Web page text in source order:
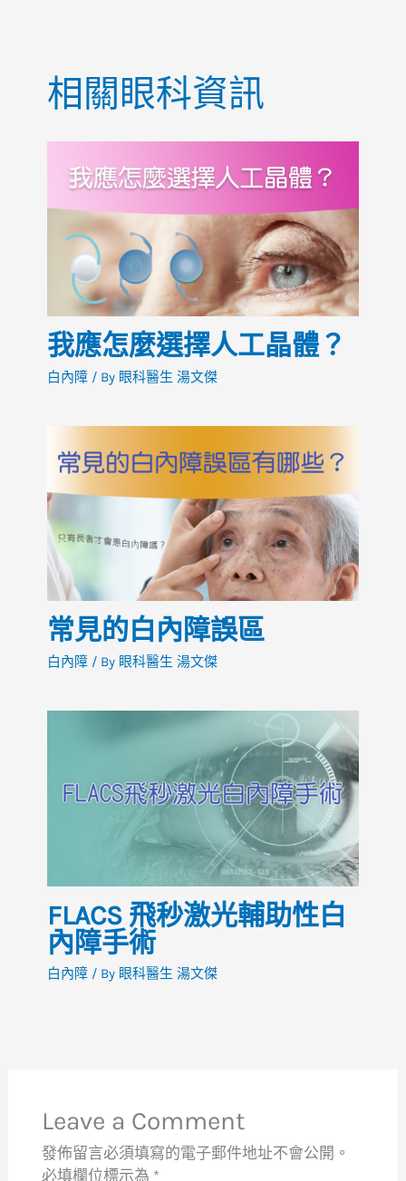
k
相關眼科資訊
我應怎麼選擇人工晶體？
白內障/ By 眼科醫生 湯文傑
常見的白內障誤區
白內障/ By 眼科醫生 湯文傑
FLACS 飛秒激光輔助性白
內障手術​
白內障/ By 眼科醫生 湯文傑
Leave a Comment
發佈留言必須填寫的電子郵件地址不會公開。
必填欄位標示為 *